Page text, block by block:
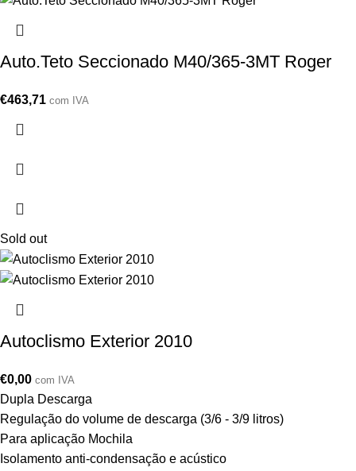
Auto.Teto Seccionado M40/365-3MT Roger
€463,71 com IVA
Sold out
Autoclismo Exterior 2010
€0,00 com IVA
Dupla Descarga
Regulação do volume de descarga (3/6 - 3/9 litros)
Para aplicação Mochila
Isolamento anti-condensação e acústico